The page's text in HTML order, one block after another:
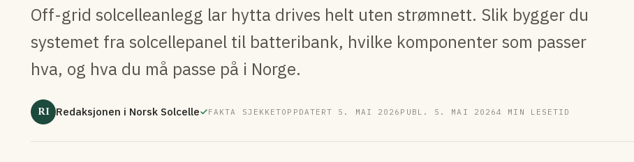
Off-grid solcelleanlegg lar hytta drives helt uten strømnett. Slik bygger du
systemet fra solcellepanel til batteribank, hvilke komponenter som passer
hva, og hva du må passe på i Norge.
RI Redaksjonen i Norsk Solcelle FAKTA SJEKKETOPPDATERT 5. MAI 2026 PUBL. 5. MAI 20264 MIN LESETID